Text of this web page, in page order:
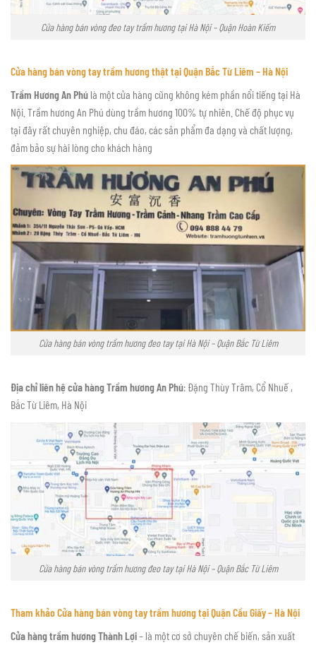
Cửa hàng bán vòng đeo tay trầm hương tại Hà Nội – Quận Hoàn Kiếm
Cửa hàng bán vòng tay trầm hương thật tại Quận Bắc Từ Liêm – Hà Nội
Trầm Hương An Phú là một cửa hàng cũng không kém phần nổi tiếng tại Hà
Nội. Trầm hương An Phú dùng trầm hương 100% tự nhiên. Chế độ phục vụ
tại đây rất chuyên nghiệp, chu đáo, các sản phẩm đa dạng và chất lượng,
đảm bảo sự hài lòng cho khách hàng
Cửa hàng bán vòng trầm hương đeo tay tại Hà Nội – Quận Bắc Từ Liêm
Địa chỉ liên hệ cửa hàng Trầm hương An Phú: Đặng Thùy Trâm, Cổ Nhuế ,
Bắc Từ Liêm, Hà Nội
Cửa hàng bán vòng trầm hương đeo tay tại Hà Nội – Quận Bắc Từ Liêm
Tham khảo Cửa hàng bán vòng tay trầm hương tại Quận Cầu Giấy – Hà Nội
Cửa hàng trầm hương Thành Lợi– là một cơ sở chuyên chế biến, sản xuất